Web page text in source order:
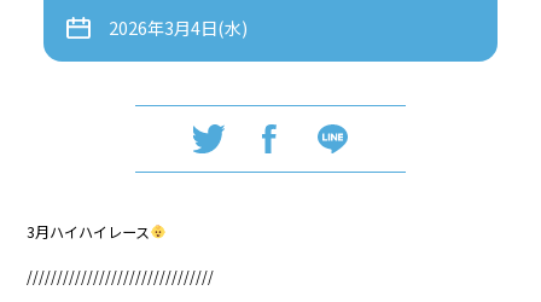
2026年3月4日(水)
3月ハイハイレース
///////////////////////////////